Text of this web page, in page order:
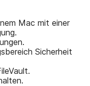
Mac mit einer
Sicherheit